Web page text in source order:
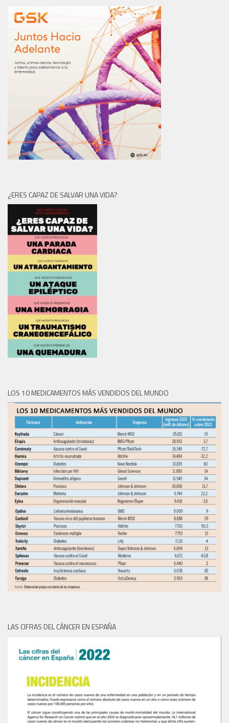
¿ERES CAPAZ DE SALVAR UNA VIDA?
LOS 10 MEDICAMENTOS MÁS VENDIDOS DEL MUNDO
LAS CIFRAS DEL CÁNCER EN ESPAÑA